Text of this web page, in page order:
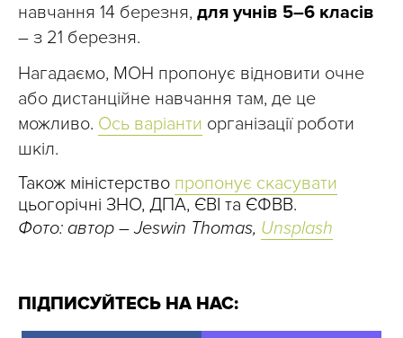
навчання 14 березня, для учнів 5–6 класів
– з 21 березня.
Нагадаємо, МОН пропонує відновити очне
або дистанційне навчання там, де це
можливо. Ось варіанти організації роботи
шкіл.
Також міністерство пропонує скасувати
цьогорічні ЗНО, ДПА, ЄВІ та ЄФВВ.
Фото: автор – Jeswin Thomas, Unsplash
ПІДПИСУЙТЕСЬ НА НАС: